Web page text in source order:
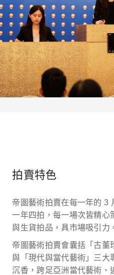
拍賣特色
帝圖藝術拍賣在每一年的 3
一年四拍，每一場次皆精心
與生貨拍品，具市場吸引力
帝圖藝術拍賣會囊括「古董
與「現代與當代藝術」三大
沉香，跨足亞洲當代藝術、